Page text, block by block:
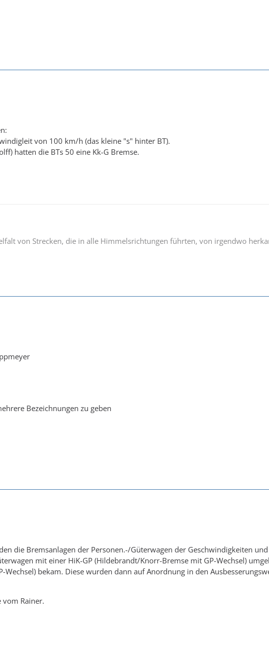
von 100 km/h (das kleine "s" hinter BT).
hatten die BTs 50 eine Kk-G Bremse.
von Strecken, die in alle Himmelsrichtungen führten, von irgendwo
Bezeichnungen zu geben
die Bremsanlagen der Personen.-/Güterwagen der Geschwindigkeiten
mit einer HiK-GP (Hildebrandt/Knorr-Bremse mit GP-Wechsel)
Wechsel) bekam. Diese wurden dann auf Anordnung in den
Rainer.